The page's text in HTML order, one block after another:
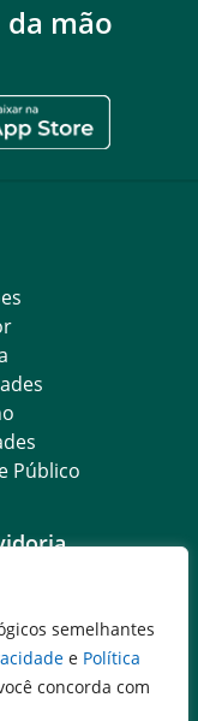
semelhantes
e Política
concorda com
mão
Público
ao Cidadão
ao Cidadão